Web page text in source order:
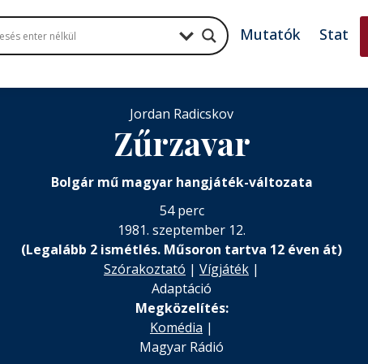
Mutatók Stat
Jordan Radicskov
Zűrzavar
Bolgár mű magyar hangjáték-változata
54 perc
1981. szeptember 12.
(Legalább 2 ismétlés. Műsoron tartva 12 éven át)
Szórakoztató | Vígjáték |
Adaptáció
Megközelítés:
Komédia |
Magyar Rádió